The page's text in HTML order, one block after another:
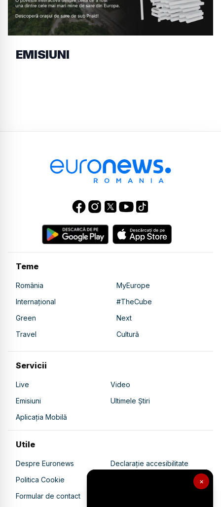
×
EMISIUNI
Teme
România
MyEurope
Internațional
#TheCube
Green
Next
Travel
Cultură
Servicii
Live
Video
Emisiuni
Ultimele Știri
Aplicația Mobilă
Utile
Despre Euronews
Declarație accesibilitate
Politica Cookie
Politica de confidențialitate
Formular de contact